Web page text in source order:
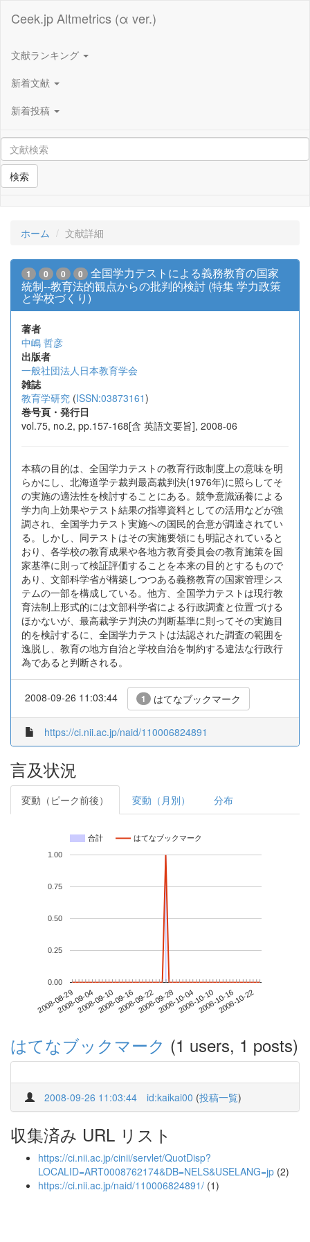
Ceek.jp Altmetrics (α ver.)
文献ランキング
新着文献
新着投稿
検索
ホーム 文献詳細
1 0 0 0
全国学力テストによる義務教育の国家
統制--教育法的観点からの批判的検討 (特集 学力政策
と学校づくり)
著者
中嶋 哲彦
出版者
一般社団法人日本教育学会
雑誌
教育学研究 (ISSN:03873161)
巻号頁・発行日
vol.75, no.2, pp.157-168[含 英語文要旨], 2008-06
本稿の目的は、全国学力テストの教育行政制度上の意味を明
らかにし、北海道学テ裁判最高裁判決(1976年)に照らしてそ
の実施の適法性を検討することにある。競争意識涵養による
学力向上効果やテスト結果の指導資料としての活用などが強
調され、全国学力テスト実施への国民的合意が調達されてい
る。しかし、同テストはその実施要領にも明記されていると
おり、各学校の教育成果や各地方教育委員会の教育施策を国
家基準に則って検証評価することを本来の目的とするもので
あり、文部科学省が構築しつつある義務教育の国家管理シス
テムの一部を構成している。他方、全国学力テストは現行教
育法制上形式的には文部科学省による行政調査と位置づける
ほかないが、最高裁学テ判決の判断基準に則ってその実施目
的を検討するに、全国学力テストは法認された調査の範囲を
逸脱し、教育の地方自治と学校自治を制約する違法な行政行
為であると判断される。
2008-09-26 11:03:44 1 はてなブックマーク
https://ci.nii.ac.jp/naid/110006824891
言及状況
変動（ピーク前後） 変動（月別） 分布
合計 はてなブックマーク
2008-08-292008-09-042008-09-102008-09-162008-09-222008-09-282008-10-042008-10-102008-10-162008-10-22
0.00
0.25
0.50
0.75
1.00
はてなブックマーク (1 users, 1 posts)
2008-09-26 11:03:44 id:kaikai00 (投稿一覧)
収集済み URL リスト
https://ci.nii.ac.jp/cinii/servlet/QuotDisp?
LOCALID=ART0008762174&DB=NELS&USELANG=jp (2)
https://ci.nii.ac.jp/naid/110006824891/ (1)